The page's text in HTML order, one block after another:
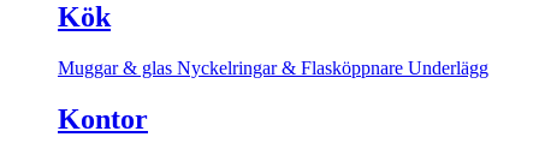
Kök
Muggar & glas Nyckelringar & Flasköppnare Underlägg
Kontor